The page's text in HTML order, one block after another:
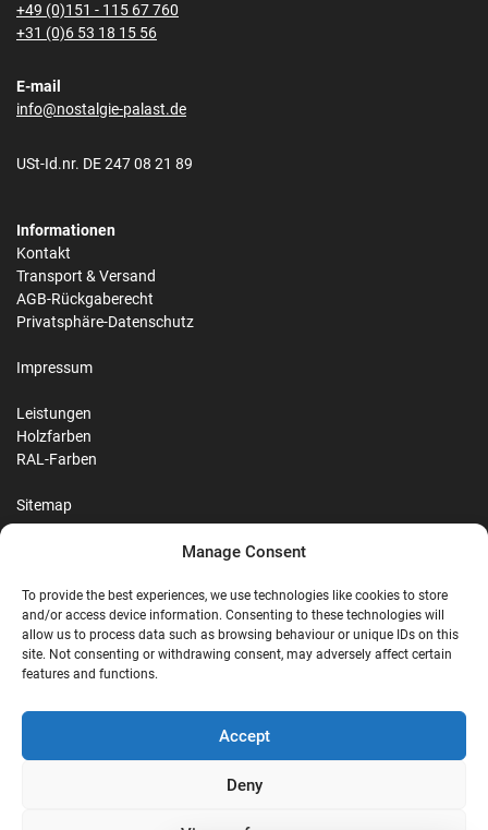
Manage Consent
To provide the best experiences, we use technologies like cookies to store
and/or access device information. Consenting to these technologies will
allow us to process data such as browsing behaviour or unique IDs on this
site. Not consenting or withdrawing consent, may adversely affect certain
features and functions.
Accept
Deny
+49 (0)151 - 115 67 760
+31 (0)6 53 18 15 56
E-mail
info@nostalgie-palast.de
USt-Id.nr. DE 247 08 21 89
Informationen
Kontakt
Transport & Versand
AGB-Rückgaberecht
Privatsphäre-Datenschutz
Impressum
Leistungen
Holzfarben
RAL-Farben
Sitemap
G Google Reviews